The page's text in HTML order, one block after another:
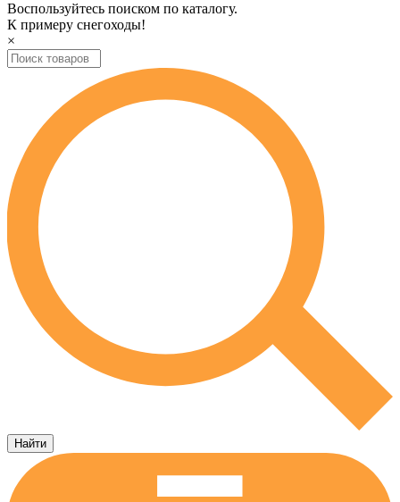
Воспользуйтесь поиском по каталогу.
К примеру снегоходы!
×